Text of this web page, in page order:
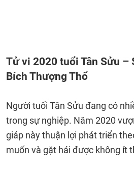
Tử vi 2020 tuổi Tân Sửu –
Bích Thượng Thổ
Người tuổi Tân Sửu đang có
trong sự nghiệp. Năm 2020
giáp này thuận lợi phát triển
muốn và gặt hái được không ít